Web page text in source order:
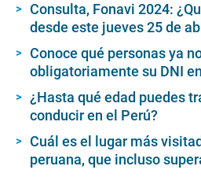
Consulta, Fonavi 2024:
desde este jueves 25 de
Conoce qué personas ya
obligatoriamente su DNI
¿Hasta qué edad puedes
conducir en el Perú?
Cuál es el lugar más
peruana, que incluso